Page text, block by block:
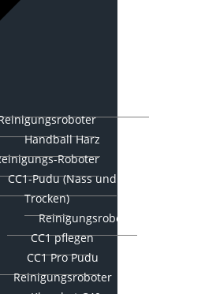
Handball Harz
Roboter
CC1-Pudu (Nass und
Trocken)
Reinigungsroboter
CC1 pflegen
CC1 Pro Pudu
Reinigungsroboter